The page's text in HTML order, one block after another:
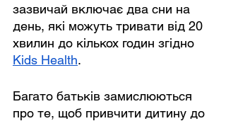
зазвичай включає два сни на
день, які можуть тривати від 20
хвилин до кількох годин згідно
Kids Health.
Багато батьків замислюються
про те, щоб привчити дитину до